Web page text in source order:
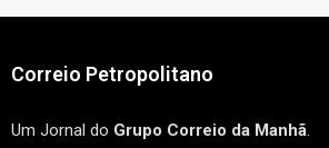
Correio Petropolitano
Um Jornal do Grupo Correio da Manhã.